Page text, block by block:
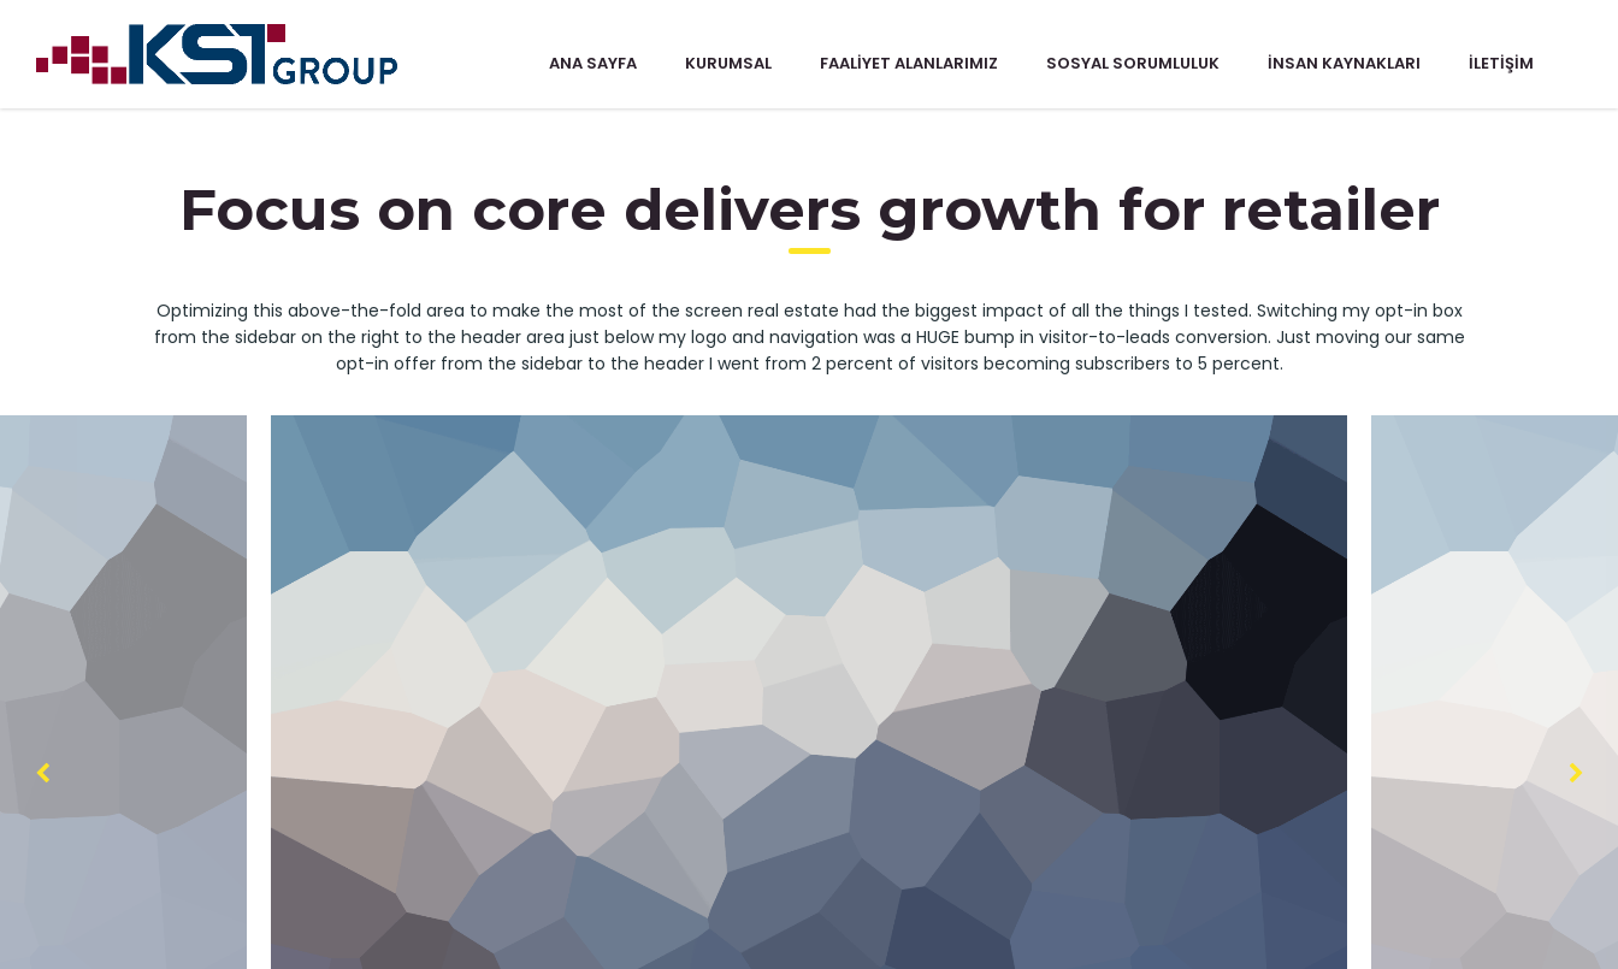
ANA SAYFA KURUMSAL FAALIYET ALANLARIMIZ SOSYAL SORUMLULUK İNSAN KAYNAKLARI İLETIŞIM
Focus on core delivers growth for retailer
Optimizing this above-the-fold area to make the most of the screen real estate had the biggest impact of all the things I tested. Switching my opt-in box
from the sidebar on the right to the header area just below my logo and navigation was a HUGE bump in visitor-to-leads conversion. Just moving our same
opt-in offer from the sidebar to the header I went from 2 percent of visitors becoming subscribers to 5 percent.